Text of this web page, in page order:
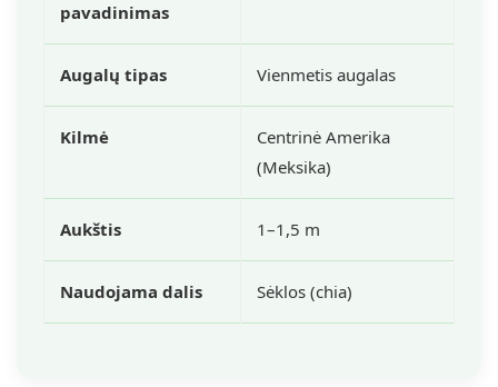
pavadinimas
Augalų tipas Vienmetis augalas
Kilmė
Centrinė Amerika
(Meksika)
Aukštis 1–1,5 m
Naudojama dalis Sėklos (chia)